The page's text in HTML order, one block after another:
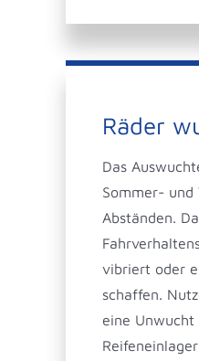
Räder
Das
Sommer-
Abständen.
vibriert oder
schaffen.
eine Unwucht